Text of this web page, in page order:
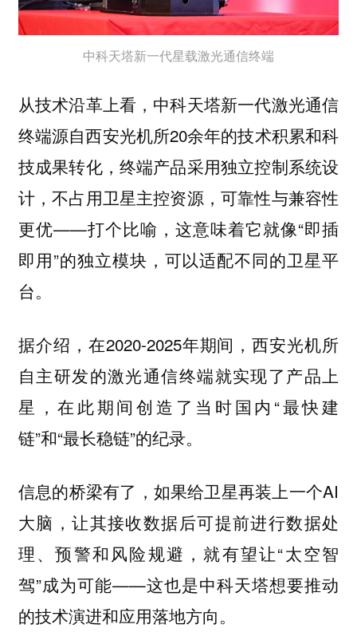
中科天塔新一代星载激光通信终端
从技术沿革上看，中科天塔新一代激光通信
终端源自西安光机所20余年的技术积累和科
技成果转化，终端产品采用独立控制系统设
计，不占用卫星主控资源，可靠性与兼容性
更优——打个比喻，这意味着它就像“即插
即用”的独立模块，可以适配不同的卫星平
台。
据介绍，在2020-2025年期间，西安光机所
自主研发的激光通信终端就实现了产品上
星，在此期间创造了当时国内“最快建
链”和“最长稳链”的纪录。
信息的桥梁有了，如果给卫星再装上一个AI
大脑，让其接收数据后可提前进行数据处
理、预警和风险规避，就有望让“太空智
驾”成为可能——这也是中科天塔想要推动
的技术演进和应用落地方向。